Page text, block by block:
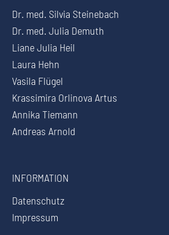
Dr. med. Silvia Steinebach
Dr. med. Julia Demuth
Liane Julia Heil
Laura Hehn
Vasila Flügel
Krassimira Orlinova Artus
Annika Tiemann
Andreas Arnold
INFORMATION
Datenschutz
Impressum